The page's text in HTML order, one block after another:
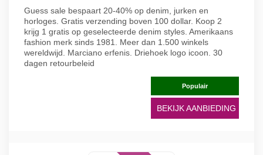
Guess sale bespaart 20-40% op denim, jurken en
horloges. Gratis verzending boven 100 dollar. Koop 2
krijg 1 gratis op geselecteerde denim styles. Amerikaans
fashion merk sinds 1981. Meer dan 1.500 winkels
wereldwijd. Marciano erfenis. Driehoek logo icoon. 30
dagen retourbeleid
Populair
BEKIJK AANBIEDING